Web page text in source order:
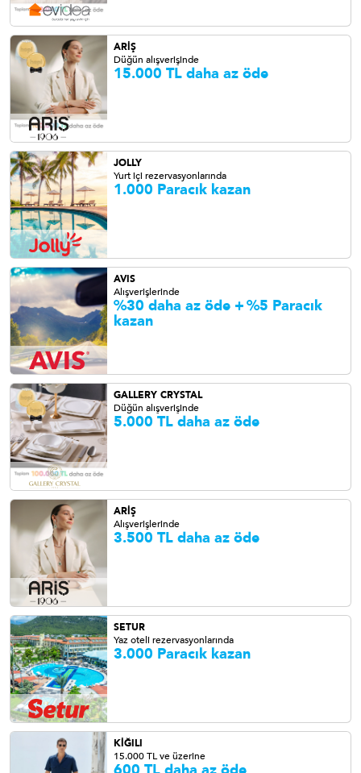
ARİŞ
Düğün alışverişinde
15.000 TL daha az öde
JOLLY
Yurt içi rezervasyonlarında
1.000 Paracık kazan
AVIS
Alışverişlerinde
%30 daha az öde +%5 Paracık
kazan
GALLERY CRYSTAL
Düğün alışverişinde
5.000 TL daha az öde
ARİŞ
Alışverişlerinde
3.500 TL daha az öde
SETUR
Yaz oteli rezervasyonlarında
3.000 Paracık kazan
KİĞILI
15.000 TL ve üzerine